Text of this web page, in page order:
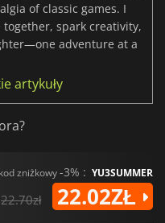
of classic games. I
spark creativity,
adventure at a
artykuły
kod zniżkowy-3% : YU3SUMMER
22.70zł 22.02ZŁ